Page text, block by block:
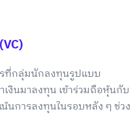
ที่กลุ่มนักลงทุนรูปแบบ
งินมาลงทุน เข้าร่วมถือหุ้นกับ
นการลงทุนในรอบหลัง ๆ ช่วง